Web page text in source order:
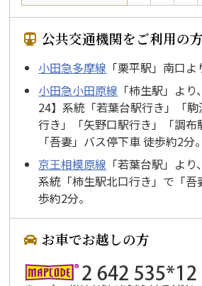
公共交通機関をご利用の方
小田急多摩線 「栗平駅」南口よ
小田急小田原線 「柿生駅」よ
24】系統「若葉台駅行き」「
行き」「矢野口駅行き」「調布
「吾妻」バス停下車 徒歩約2分。
京王相模原線 「若葉台駅」より
系統「柿生駅北口行き」で「吾
歩約2分。
お車でお越しの方